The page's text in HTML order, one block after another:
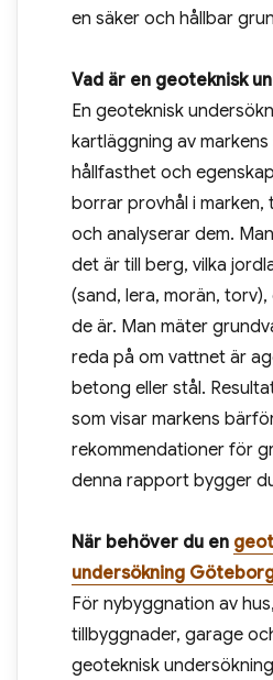
en säker och hållbar
Vad är en geoteknisk
En geoteknisk
kartläggning av
hållfasthet och
borrar provhål i
och analyserar dem.
det är till berg, vilka
(sand, lera, morän,
de är. Man mäter
reda på om vattnet är
betong eller stål.
som visar markens
rekommendationer för
denna rapport bygger
När behöver du en
undersökning
För nybyggnation av
tillbyggnader, garage
geoteknisk